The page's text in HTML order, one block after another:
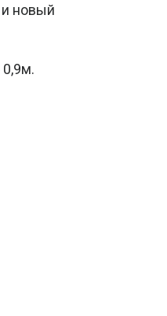
новый
0,9м.